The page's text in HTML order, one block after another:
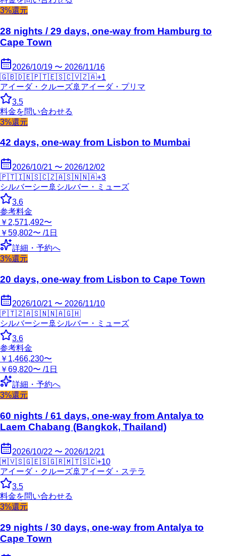
3%還元
28 nights / 29 days, one-way from Hamburg to
Cape Town
2026/10/19 〜 2026/11/16
🇬🇧🇩🇪🇵🇹🇪🇸🇨🇻🇿🇦+1
アイーダ・クルーズ🚢 アイーダ・プリマ
3.5
料金を問い合わせる
3%還元
42 days, one-way from Lisbon to Mumbai
2026/10/21 〜 2026/12/02
🇵🇹🇮🇳🇸🇨🇿🇦🇸🇳🇳🇦+3
シルバーシー 🚢 シルバー・ミューズ
3.6
参考料金
￥2,571,492〜
￥59,802〜 /1日
詳細・予約へ
3%還元
20 days, one-way from Lisbon to Cape Town
2026/10/21 〜 2026/11/10
🇵🇹🇿🇦🇸🇳🇳🇦🇬🇭
シルバーシー🚢 シルバー・ミューズ
3.6
参考料金
￥1,466,230〜
￥69,820〜 /1日
詳細・予約へ
3%還元
60 nights / 61 days, one-way from Antalya to
Laem Chabang (Bangkok, Thailand)
2026/10/22 〜 2026/12/21
🇲🇻🇸🇬🇪🇸🇬🇷🇲🇹🇸🇨+10
アイーダ・クルーズ🚢 アイーダ・ステラ
3.5
料金を問い合わせる
3%還元
29 nights / 30 days, one-way from Antalya to
Cape Town